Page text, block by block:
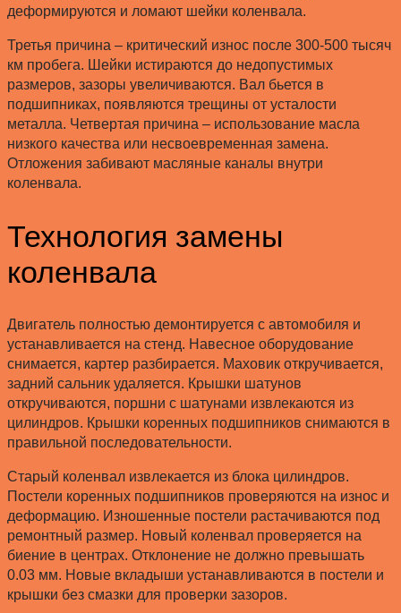
деформируются и ломают шейки коленвала.
Третья причина – критический износ после 300-500 тысяч
км пробега. Шейки истираются до недопустимых
размеров, зазоры увеличиваются. Вал бьется в
подшипниках, появляются трещины от усталости
металла. Четвертая причина – использование масла
низкого качества или несвоевременная замена.
Отложения забивают масляные каналы внутри
коленвала.
Технология замены
коленвала
Двигатель полностью демонтируется с автомобиля и
устанавливается на стенд. Навесное оборудование
снимается, картер разбирается. Маховик откручивается,
задний сальник удаляется. Крышки шатунов
откручиваются, поршни с шатунами извлекаются из
цилиндров. Крышки коренных подшипников снимаются в
правильной последовательности.
Старый коленвал извлекается из блока цилиндров.
Постели коренных подшипников проверяются на износ и
деформацию. Изношенные постели растачиваются под
ремонтный размер. Новый коленвал проверяется на
биение в центрах. Отклонение не должно превышать
0.03 мм. Новые вкладыши устанавливаются в постели и
крышки без смазки для проверки зазоров.